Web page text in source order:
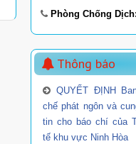
Phòng Chống Dịch:
Thông báo
QUYẾT ĐỊNH
chế phát ngôn và
tin cho báo chí của
tế khu vực Ninh Hòa